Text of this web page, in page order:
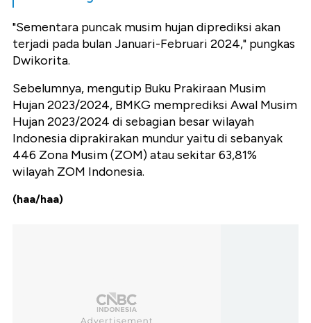
"Sementara puncak musim hujan diprediksi akan
terjadi pada bulan Januari-Februari 2024," pungkas
Dwikorita.
Sebelumnya, mengutip Buku Prakiraan Musim
Hujan 2023/2024, BMKG memprediksi Awal Musim
Hujan 2023/2024 di sebagian besar wilayah
Indonesia diprakirakan mundur yaitu di sebanyak
446 Zona Musim (ZOM) atau sekitar 63,81%
wilayah ZOM Indonesia.
(haa/haa)